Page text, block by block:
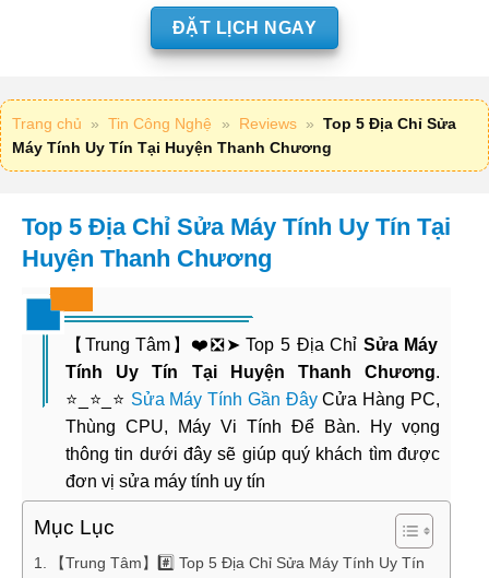
ĐẶT LỊCH NGAY
Trang chủ » Tin Công Nghệ » Reviews » Top 5 Địa Chỉ Sửa
Máy Tính Uy Tín Tại Huyện Thanh Chương
Top 5 Địa Chỉ Sửa Máy Tính Uy Tín Tại
Huyện Thanh Chương
【Trung Tâm】❤️❎➤ Top 5 Địa Chỉ Sửa Máy
Tính Uy Tín Tại Huyện Thanh Chương.
⭐_⭐_⭐ Sửa Máy Tính Gần ĐâyCửa Hàng PC,
Thùng CPU, Máy Vi Tính Để Bàn. Hy vọng
thông tin dưới đây sẽ giúp quý khách tìm được
đơn vị sửa máy tính uy tín
Mục Lục
【Trung Tâm】#️⃣ Top 5 Địa Chỉ Sửa Máy Tính Uy Tín